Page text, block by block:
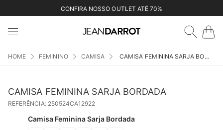
CONFIRA NOSSO OUTLET ATÉ 70%
FEMININO CAMISA CAMISA FEMININA SARJA BORDADA
CAMISA FEMININA SARJA BORDADA
REFERÊNCIA: 250524CA12922
Camisa Feminina Sarja Bordada